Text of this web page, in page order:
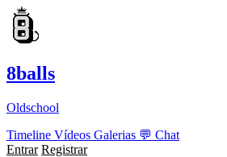
8balls
Oldschool
Timeline Vídeos Galerias 💬 Chat
Entrar Registrar